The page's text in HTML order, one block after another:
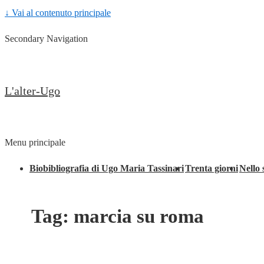
↓ Vai al contenuto principale
Secondary Navigation
L'alter-Ugo
Menu principale
Biobibliografia di Ugo Maria TassinariTrenta giorniNello
Tag: marcia su roma